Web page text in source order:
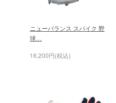
ニューバランス スパイク 野
球…
16,200円(税込)